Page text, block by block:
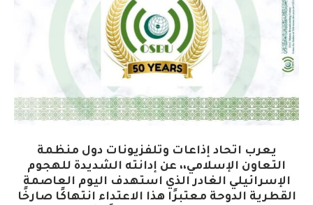
يعرب اتحاد إذاعات وتلفزيونات دول منظمة
التعاون الإسلامي،، عن إدانته الشديدة للهجوم
الإسرائيلي الغادر الذي استهدف اليوم العاصمة
القطرية الدوحة معتبرًا هذا الاعتداء انتهاكًا صارخًا